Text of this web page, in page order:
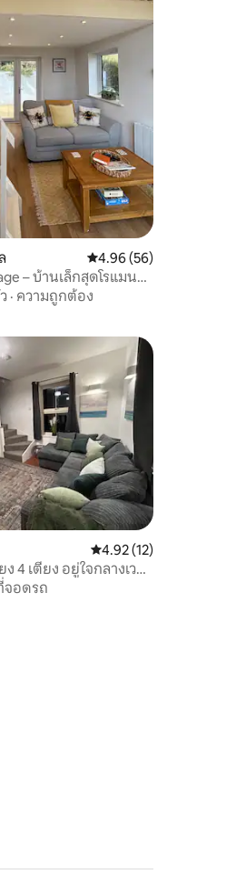
คะแนนเฉลี่ย 4.96 จาก
4.96 (56)
– บ้านเล็กสุดโรแมน
· ความถูกต้อง
คะแนนเฉลี่ย 4.92 จาก
4.92 (12)
4 เตียง อยู่ใจกลางเวลช์
จอดรถ